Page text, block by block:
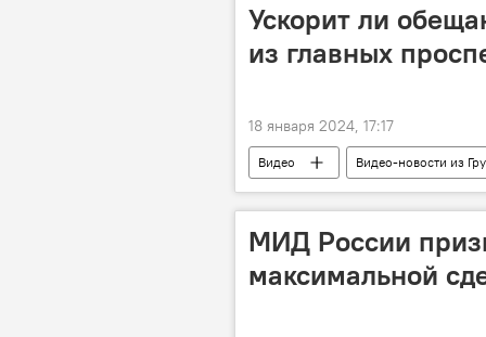
Ускорит ли
из главных
18 января 2024, 17:17
Видео Видео-новости из
Каладзе - мэр "мечты"
МИД России
максимальной